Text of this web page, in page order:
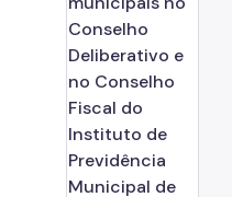
Conselho
Deliberativo e
no Conselho
Fiscal do
Instituto de
Previdência
Municipal de